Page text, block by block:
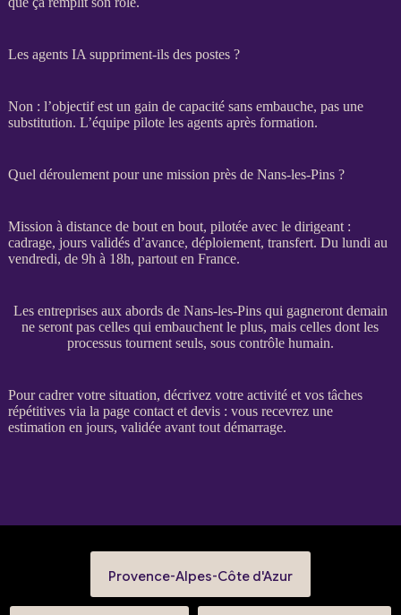
Les agents IA suppriment-ils des postes ?
Non : l’objectif est un gain de capacité sans embauche, pas une
substitution. L’équipe pilote les agentsaprès formation.
Quel déroulement pour une mission près de Nans-les-Pins ?
Mission à distance de bout en bout, pilotée avec le dirigeant :
cadrage, jours validés d’avance, déploiement, transfert. Du lundi au
vendredi, de 9h à 18h, partout en France.
Les entreprises aux abords de Nans-les-Pins qui gagneront demain
ne seront pas celles qui embauchent le plus, mais celles dont les
processus tournent seuls, sous contrôle humain.
Pourcadrervotre situation, décrivez votre activité et vos tâches
répétitives via la page contact et devis: vous recevrez une
estimation en jours, validée avant tout démarrage.
Provence-Alpes-Côte d'Azur